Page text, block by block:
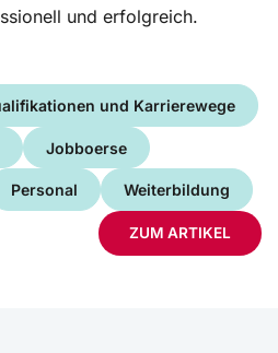
und erfolgreich.
und Karrierewege
Jobboerse
Personal Weiterbildung
ZUM ARTIKEL